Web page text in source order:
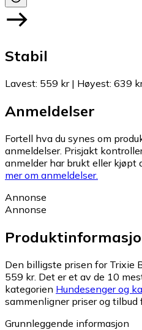
Stabil
Lavest: 559 kr| Høyest: 639
Anmeldelser
Fortell hva du synes om
anmeldelser. Prisjakt
anmelder har brukt eller kjøpt
mer om anmeldelser.
Annonse
Annonse
Den billigste prisen for Trixie
559 kr. Det er et av de 10
kategorien Hundesenger og
sammenligner priser og tilbud
Grunnleggende informasjon